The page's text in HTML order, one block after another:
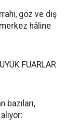
göz ve diş
hâline
FUARLAR
bazıları,